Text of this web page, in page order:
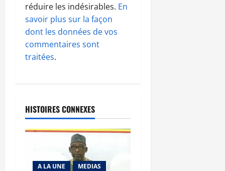
réduire les indésirables. En
savoir plus sur la façon
dont les données de vos
commentaires sont
traitées.
HISTOIRES CONNEXES
A LA UNE
MEDIAS